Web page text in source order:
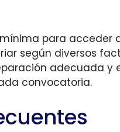
para acceder
según diversos
adecuada y
convocatoria.